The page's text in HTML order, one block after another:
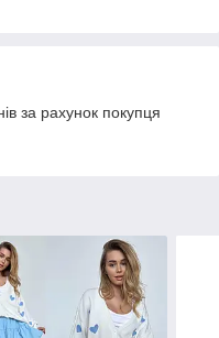
за рахунок покупця